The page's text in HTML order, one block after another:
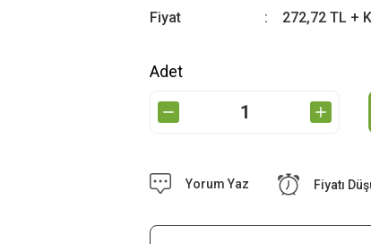
Fiyat
272,72 TL +
Adet
Yorum Yaz Fiyatı